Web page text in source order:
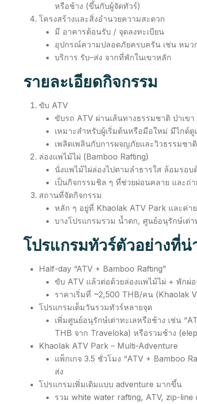
หรือช้าง (ขึ้นกับผู้จัดทัวร์)
โครงสร้างและสิ่งอำนวยความสะดวก
มี อาคารต้อนรับ / จุดลงทะเบียน
อุปกรณ์ความปลอดภัยครบครัน เช่น หม
บริการ รับ–ส่ง จากที่พักในเขาหลัก
รายละเอียดกิจกรรม
ขับ ATV
ขับรถ ATV ผ่านเส้นทางธรรมชาติ ป่าเข
เหมาะสำหรับผู้เริ่มต้นหรือมือใหม่ มีไกด์
เพลิดเพลินกับการผจญภัยและวิวธรรมชาติ
ล่องแพไม้ไผ่ (Bamboo Rafting)
นั่งแพไม้ไผ่ล่องไปตามลำธารใส ล้อมรอบ
เป็นกิจกรรมชิล ๆ ที่ช่วยผ่อนคลาย และถ่า
สถานที่จัดกิจกรรม
หลัก ๆ อยู่ที่ Khaolak ATV Park และค่า
บางโปรแกรมรวม น้ำตก, ศูนย์อนุรักษ์เต่า
โปรแกรมทัวร์ตัวอย่างที่น่
Half-day “ATV + Bamboo Rafting”
ขับ ATV แล้วต่อด้วยล่องแพไม้ไผ่ + พักผ่
ราคาเริ่มที่ ~2,500 THB/คน (Khaolak
โปรแกรมเต็มวันรวมทัวร์หลายจุด
เพิ่มศูนย์อนุรักษ์เต่าทะเลหรือช้าง เช่น
THB จาก Traveloka) หรือรวมช้าง
Khaolak ATV Park – Multi-Adventure
แพ็กเกจ 3.5 ชั่วโมง “ATV + Bamboo
ส่ง
โปรแกรมเพิ่มเติมแบบ adventure มากขึ้น
รวม white water rafting, ATV, zip-